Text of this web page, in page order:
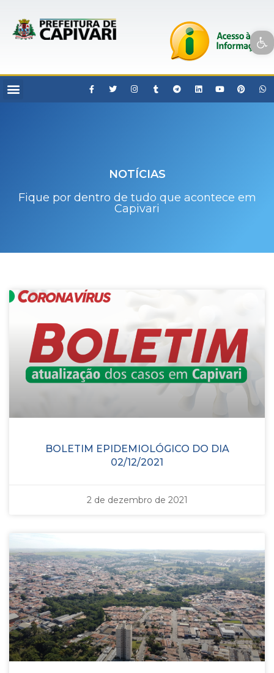
Open toolbar
NOTÍCIAS
Fique por dentro de tudo que acontece em
Capivari
BOLETIM EPIDEMIOLÓGICO DO DIA
02/12/2021
2 de dezembro de 2021